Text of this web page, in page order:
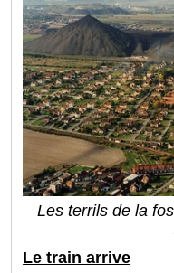
Les terrils de la
Le train arrive